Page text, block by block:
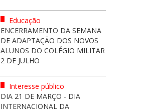
Educação
ENCERRAMENTO DA SEMANA
DE ADAPTAÇÃO DOS NOVOS
ALUNOS DO COLÉGIO MILITAR
2 DE JULHO
Interesse público
DIA 21 DE MARÇO - DIA
INTERNACIONAL DA